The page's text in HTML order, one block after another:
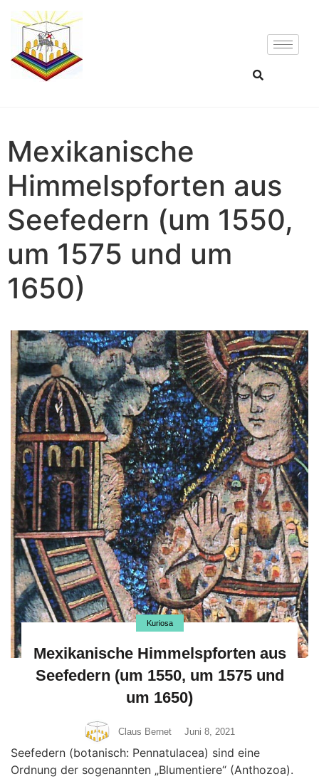
Mexikanische
Himmelspforten aus
Seefedern (um 1550,
um 1575 und um
1650)
Kuriosa
Mexikanische Himmelspforten aus
Seefedern (um 1550, um 1575 und
um 1650)
Claus Bernet Juni 8, 2021
Seefedern (botanisch: Pennatulacea) sind eine
Ordnung der sogenannten „Blumentiere“ (Anthozoa).